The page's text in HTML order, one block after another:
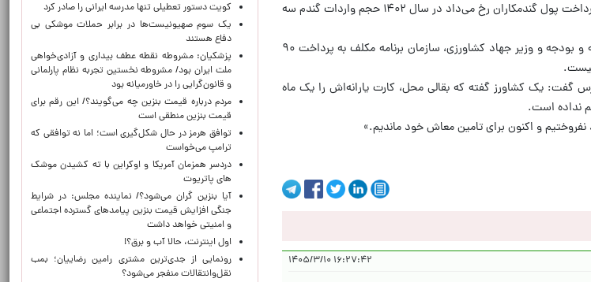
قاچاق گندم و آرد اتفاقی است که در سالهای گذشته هم زمان تاخیر در پرداخت پول گندمکاران رخ می‌داد در سال ۱۴۰۲ حجم واردات گندم سه
در آخرین نشست به ریاست رئیس‌جمهور و با حضور رئیس سازمان برنامه و بودجه و وزیر جهاد کشاورزی، سازمان برنامه مکلف به پرداخت ۹۰
گفت: یک کشاورز گفته که بقالی محل، کارت یارانه‌اش را یک ماه
نداده است.
و اکنون برای تامین معاش خود ماندیم.»
۱۶:۲۷:۴۲ ۱۴۰۵/۳/۱۰
کویت دستور تعطیلی تنها مدرسه ایرانی را صادر کرد
یک‌ سوم صهیونیست‌ها در برابر حملات موشکی بی
دفاع هستند
پزشکیان: مشروطه نقطه عطف بیداری و آزادی‌خواهی
ملت ایران بود/ مشروطه نخستین تجربه نظام پارلمانی
و قانون‌گرایی را در خاورمیانه بود
مردم درباره قیمت بنزین چه می‌گویند؟/ این رقم برای
قیمت بنزین منطقی است
توافق هرمز در حال شکل‌گیری است؛ اما نه توافقی که
ترامپ می‌خواست
دردسر همزمان آمریکا و اوکراین با ته کشیدن موشک
های پاتریوت
آیا بنزین گران می‌شود؟/ نماینده مجلس: در شرایط
جنگی افزایش قیمت بنزین پیامدهای گسترده اجتماعی
و امنیتی خواهد داشت
اول اینترنت، حالا آب و برق؟!
رونمایی از جدی‌ترین مشتری رامین رضاییان؛ بمب
نقل‌وانتقالات منفجر می‌شود؟